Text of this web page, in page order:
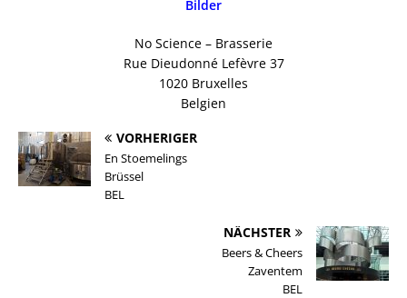
Bilder
No Science – Brasserie
Rue Dieudonné Lefèvre 37
1020 Bruxelles
Belgien
VORHERIGER
En Stoemelings
Brüssel
BEL
NÄCHSTER
Beers & Cheers
Zaventem
BEL